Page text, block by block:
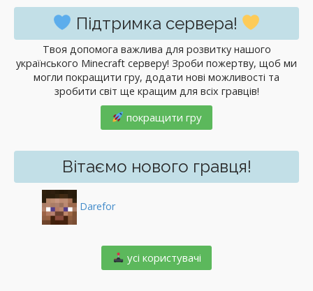
Підтримка сервера!
Твоя допомога важлива для розвитку нашого
українського Minecraft серверу! Зроби пожертву, щоб ми
могли покращити гру, додати нові можливості та
зробити світ ще кращим для всіх гравців!
покращити гру
Вітаємо нового гравця!
Darefor
️ усі користувачі